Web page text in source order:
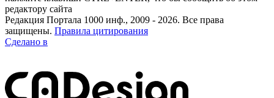
редактору сайта
Редакция Портала 1000 инф., 2009 - 2026. Все права
защищены. Правила цитирования
Сделано в